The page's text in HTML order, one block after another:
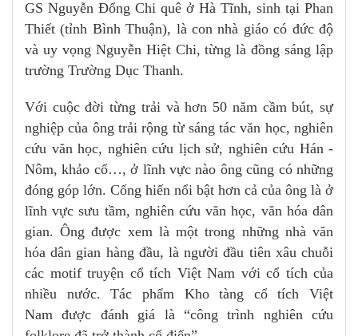
GS Nguyễn Đổng Chi quê ở Hà Tĩnh, sinh tại Phan
Thiết (tỉnh Bình Thuận), là con nhà giáo có đức độ
và uy vọng Nguyễn Hiệt Chi, từng là đồng sáng lập
trường Trường Dục Thanh.
Với cuộc đời từng trải và hơn 50 năm cầm bút, sự
nghiệp của ông trải rộng từ sáng tác văn học, nghiên
cứu văn học, nghiên cứu lịch sử, nghiên cứu Hán -
Nôm, khảo cổ…, ở lĩnh vực nào ông cũng có những
đóng góp lớn. Cống hiến nổi bật hơn cả của ông là ở
lĩnh vực sưu tầm, nghiên cứu văn học, văn hóa dân
gian. Ông được xem là một trong những nhà văn
hóa dân gian hàng đầu, là người đầu tiên xâu chuỗi
các motif truyện cổ tích Việt Nam với cổ tích của
nhiều nước. Tác phẩm Kho tàng cổ tích Việt
Nam được đánh giá là “công trình nghiên cứu